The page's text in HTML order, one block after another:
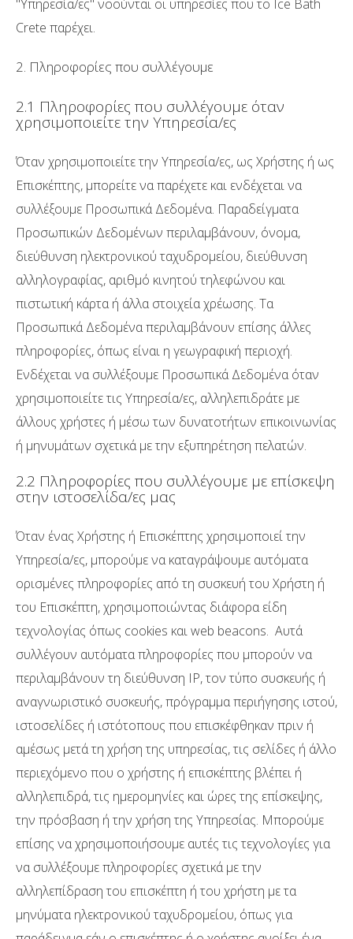
"Υπηρεσία/ες" νοούνται οι υπηρεσίες που το Ice Bath
Crete παρέχει.
2. Πληροφορίες που συλλέγουμε
2.1 Πληροφορίες που συλλέγουμε όταν
χρησιμοποιείτε την Υπηρεσία/ες
Όταν χρησιμοποιείτε την Υπηρεσία/ες, ως Χρήστης ή ως
Επισκέπτης, μπορείτε να παρέχετε και ενδέχεται να
συλλέξουμε Προσωπικά Δεδομένα. Παραδείγματα
Προσωπικών Δεδομένων περιλαμβάνουν, όνομα,
διεύθυνση ηλεκτρονικού ταχυδρομείου, διεύθυνση
αλληλογραφίας, αριθμό κινητού τηλεφώνου και
πιστωτική κάρτα ή άλλα στοιχεία χρέωσης. Τα
Προσωπικά Δεδομένα περιλαμβάνουν επίσης άλλες
πληροφορίες, όπως είναι η γεωγραφική περιοχή.
Ενδέχεται να συλλέξουμε Προσωπικά Δεδομένα όταν
χρησιμοποιείτε τις Υπηρεσία/ες, αλληλεπιδράτε με
άλλους χρήστες ή μέσω των δυνατοτήτων επικοινωνίας
ή μηνυμάτων σχετικά με την εξυπηρέτηση πελατών.
2.2 Πληροφορίες που συλλέγουμε με επίσκεψη
στην ιστοσελίδα/ες μας
Όταν ένας Χρήστης ή Επισκέπτης χρησιμοποιεί την
Υπηρεσία/ες, μπορούμε να καταγράψουμε αυτόματα
ορισμένες πληροφορίες από τη συσκευή του Χρήστη ή
του Επισκέπτη, χρησιμοποιώντας διάφορα είδη
τεχνολογίας όπως cookies και web beacons. Αυτά
συλλέγουν αυτόματα πληροφορίες που μπορούν να
περιλαμβάνουν τη διεύθυνση IP, τον τύπο συσκευής ή
αναγνωριστικό συσκευής, πρόγραμμα περιήγησης ιστού,
ιστοσελίδες ή ιστότοπους που επισκέφθηκαν πριν ή
αμέσως μετά τη χρήση της υπηρεσίας, τις σελίδες ή άλλο
περιεχόμενο που ο χρήστης ή επισκέπτης βλέπει ή
αλληλεπιδρά, τις ημερομηνίες και ώρες της επίσκεψης,
την πρόσβαση ή την χρήση της Υπηρεσίας. Μπορούμε
επίσης να χρησιμοποιήσουμε αυτές τις τεχνολογίες για
να συλλέξουμε πληροφορίες σχετικά με την
αλληλεπίδραση του επισκέπτη ή του χρήστη με τα
μηνύματα ηλεκτρονικού ταχυδρομείου, όπως για